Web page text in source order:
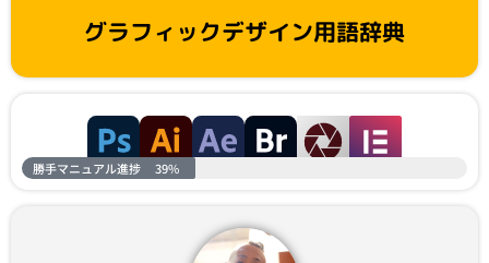
グラフィックデザイン用語辞典
勝手マニュアル進捗 39%